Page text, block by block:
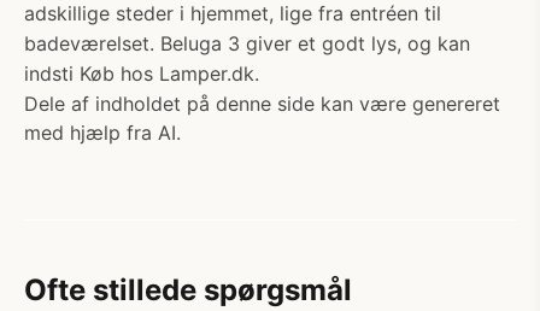
adskillige steder i hjemmet, lige fra entréen til
badeværelset. Beluga 3 giver et godt lys, og kan
indsti Køb hos Lamper.dk.
Dele af indholdet på denne side kan være genereret
med hjælp fra AI.
Ofte stillede spørgsmål